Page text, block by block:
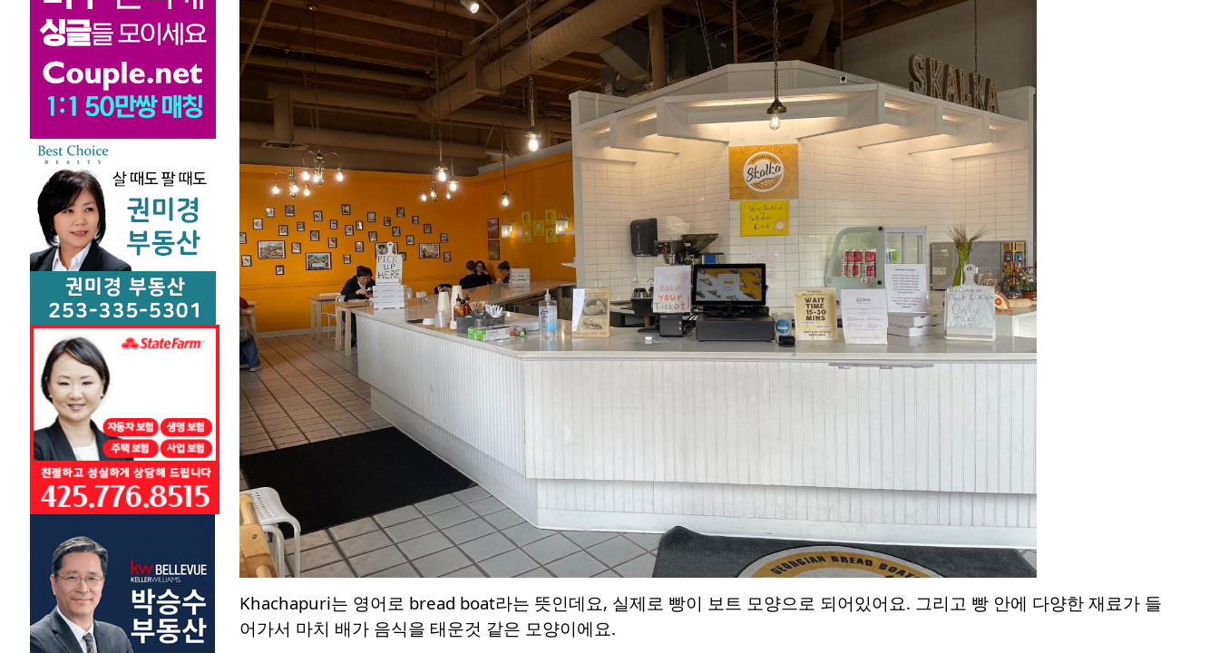
Khachapuri는 영어로 bread boat라는 뜻인데요, 실제로 빵이 보트 모양으로 되어있어요. 그리고 빵 안에 다양한 재료가 들
어가서 마치 배가 음식을 태운것 같은 모양이에요.